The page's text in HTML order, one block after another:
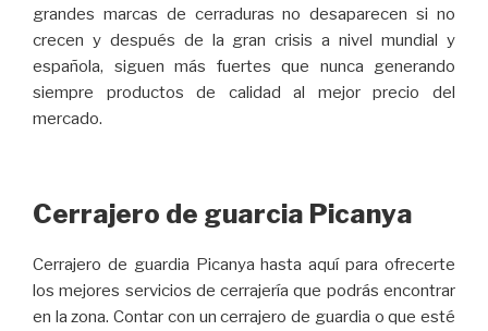
grandes marcas de cerraduras no desaparecen si no
crecen y después de la gran crisis a nivel mundial y
española, siguen más fuertes que nunca generando
siempre productos de calidad al mejor precio del
mercado.
Cerrajero de guarcia Picanya
Cerrajero de guardia Picanya hasta aquí para ofrecerte
los mejores servicios de cerrajería que podrás encontrar
en la zona. Contar con un cerrajero de guardia o que esté